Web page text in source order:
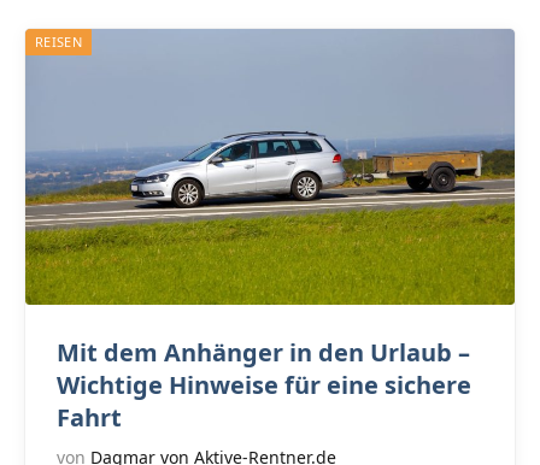
REISEN
Mit dem Anhänger in den Urlaub –
Wichtige Hinweise für eine sichere
Fahrt
von Dagmar von Aktive-Rentner.de